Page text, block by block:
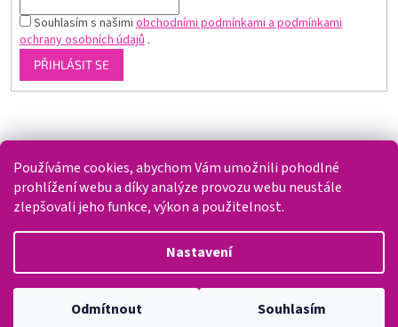
Používáme cookies, abychom Vám umožnili pohodlné
prohlížení webu a díky analýze provozu webu neustále
zlepšovali jeho funkce, výkon a použitelnost.
Nastavení
Odmítnout Souhlasím
Souhlasím s našimiobchodními podmínkami a podmínkami
ochrany osobních údajů.
PŘIHLÁSIT SE
Copyright 2026Splaváček. Všechna práva vyhrazena.Upravit